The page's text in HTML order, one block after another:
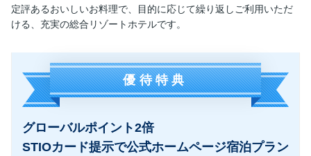
定評あるおいしいお料理で、目的に応じて繰り返しご利用いただ
ける、充実の総合リゾートホテルです。
優待特典
グローバルポイント2倍
STIOカード提示で公式ホームページ宿泊プラン